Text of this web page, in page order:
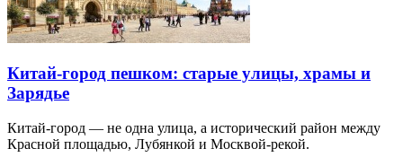
Китай-город пешком: старые улицы, храмы и
Зарядье
Китай-город — не одна улица, а исторический район между
Красной площадью, Лубянкой и Москвой-рекой.